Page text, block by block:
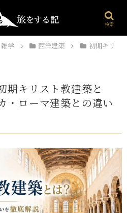
外旅行 お問い合わせ
学 西洋建築
初期キリ
キリスト教建築と
・ローマ建築との違い
検索